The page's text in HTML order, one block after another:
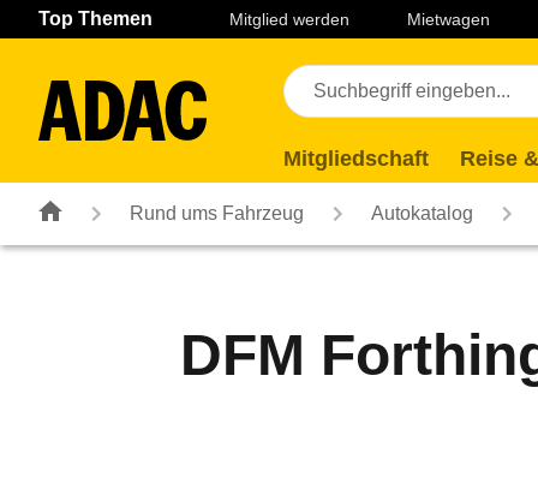
Navigation Seiteninhalt Fußzeile
Top Themen Mitglied werden Mietwagen
Mitgliedschaft Reise
Rund ums Fahrzeug Autokatalog
DFM